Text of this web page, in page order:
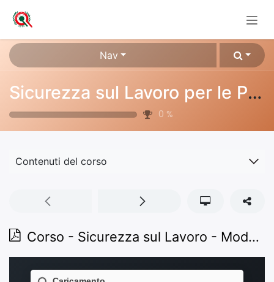
Nav
Sicurezza sul Lavoro per le PMI
0 %
Contenuti del corso
Corso - Sicurezza sul Lavoro - Modulo 1